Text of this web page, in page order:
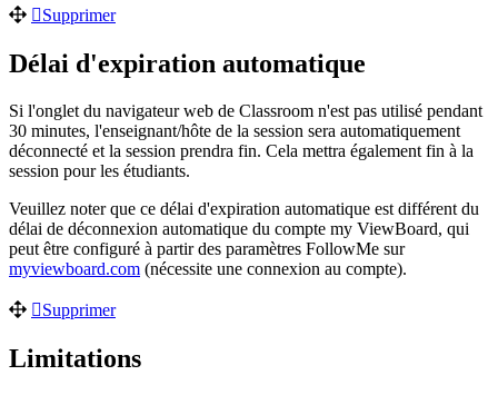
Supprimer
Délai d'expiration automatique
Si l'onglet du navigateur web de Classroom n'est pas utilisé pendant
30 minutes, l'enseignant/hôte de la session sera automatiquement
déconnecté et la session prendra fin. Cela mettra également fin à la
session pour les étudiants.
Veuillez noter que ce délai d'expiration automatique est différent du
délai de déconnexion automatique du compte my ViewBoard, qui
peut être configuré à partir des paramètres FollowMe sur
myviewboard.com (nécessite une connexion au compte).
Supprimer
Limitations